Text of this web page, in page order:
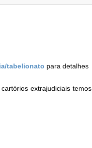
tabelionato para detalhes
extrajudiciais temos